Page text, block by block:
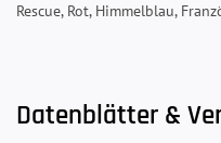
Rescue, Rot, Himmelblau,
Datenblätter &